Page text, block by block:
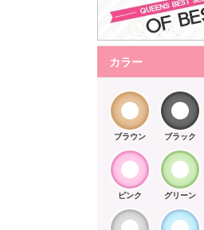
カラー
ブラウン ブラック
ピンク グリーン